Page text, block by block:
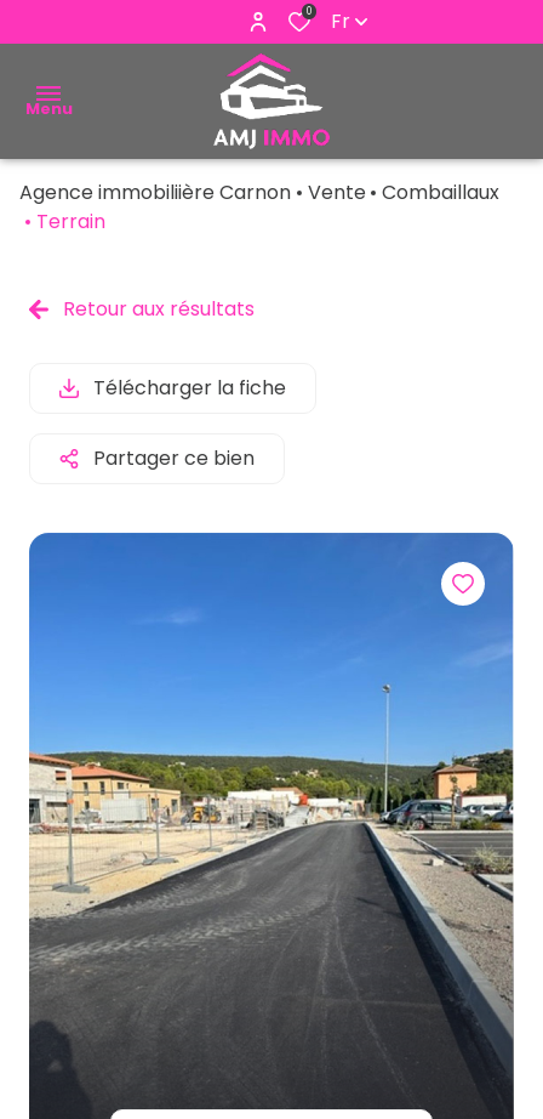
0 Fr
Menu
ACHETER
ESTIMER
ALERTE
E-MAIL
NOUS
Agence immobiliière Carnon Vente
Combaillaux
Terrain
Retour aux résultats
Télécharger la fiche
Partager ce bien